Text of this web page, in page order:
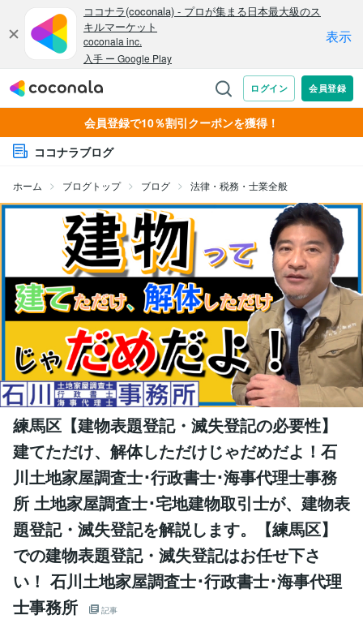
会員登録で10％割引クーポンを獲得！
ココナラブログ
ホーム ブログトップ ブログ 法律・税務・士業全般
練馬区【建物表題登記・滅失登記の必要性】
建てただけ、解体しただけじゃだめだよ！石
川土地家屋調査士･行政書士･海事代理士事務
所 土地家屋調査士･宅地建物取引士が、建物表
題登記・滅失登記を解説します。【練馬区】
での建物表題登記・滅失登記はお任せ下さ
い！ 石川土地家屋調査士･行政書士･海事代理
士事務所
記事